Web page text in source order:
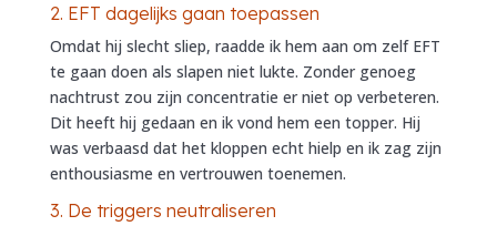
2. EFT dagelijks gaan toepassen
Omdat hij slecht sliep, raadde ik hem aan om zelf EFT
te gaan doen als slapen niet lukte. Zonder genoeg
nachtrust zou zijn concentratie er niet op verbeteren.
Dit heeft hij gedaan en ik vond hem een topper. Hij
was verbaasd dat het kloppen echt hielp en ik zag zijn
enthousiasme en vertrouwen toenemen.
3. De triggers neutraliseren